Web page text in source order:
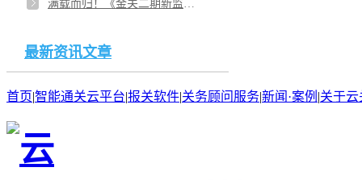
满载而归！《金关二期新监管帐册业务解析及关务风险控制管理》在佛山顺德成功举办！
最新资讯文章
首页 智能通关云平台 报关软件 关务顾问服务新闻·案例 关于云